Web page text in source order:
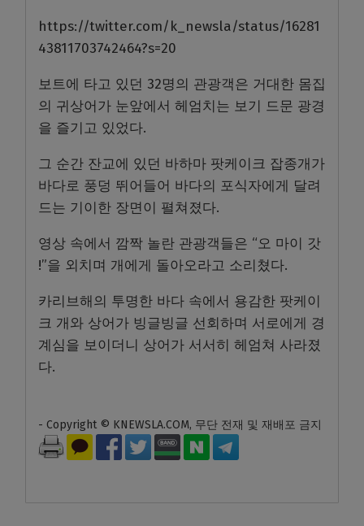
https://twitter.com/k_newsla/status/16281
43811703742464?s=20
보트에 타고 있던 32명의 관광객은 거대한 몸집
의 귀상어가 눈앞에서 헤엄치는 보기 드문 광경
을 즐기고 있었다.
그 순간 잔교에 있던 바하마 팟케이크 잡종개가
바다로 풍덩 뛰어들어 바다의 포식자에게 달려
드는 기이한 장면이 펼쳐졌다.
영상 속에서 깜짝 놀란 관광객들은 “오 마이 갓
!”을 외치며 개에게 돌아오라고 소리쳤다.
카리브해의 투명한 바다 속에서 용감한 팟케이
크 개와 상어가 빙글빙글 선회하며 서로에게 경
계심을 보이더니 상어가 서서히 헤엄쳐 사라졌
다.
- Copyright © KNEWSLA.COM, 무단 전재 및 재배포 금지